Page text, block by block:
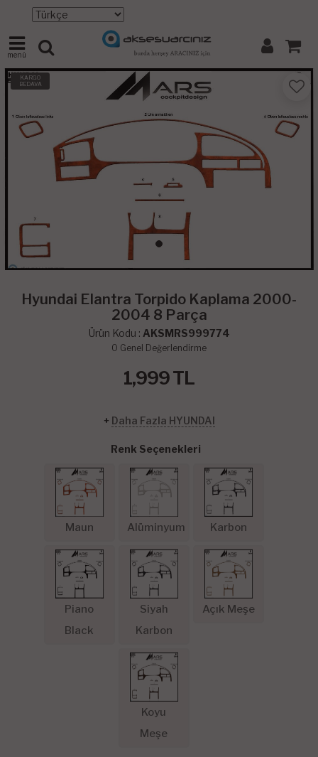
menü
KARGO
BEDAVA
Hyundai Elantra Torpido Kaplama 2000-
2004 8 Parça
Ürün Kodu : AKSMRS999774
0 Genel Değerlendirme
1,999TL
+ Daha Fazla HYUNDAI
Renk Seçenekleri
Maun Alüminyum Karbon
Piano
Black
Siyah
Karbon
Açık Meşe
Koyu
Meşe